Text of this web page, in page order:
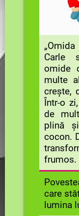
Carle
omide
multe
crește,
Într-o
de
plină
cocon.
frumos.
care
lumina